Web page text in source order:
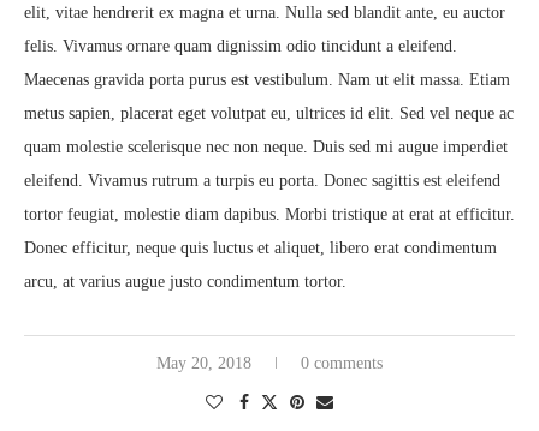
elit, vitae hendrerit ex magna et urna. Nulla sed blandit ante, eu auctor
felis. Vivamus ornare quam dignissim odio tincidunt a eleifend.
Maecenas gravida porta purus est vestibulum. Nam ut elit massa. Etiam
metus sapien, placerat eget volutpat eu, ultrices id elit. Sed vel neque ac
quam molestie scelerisque nec non neque. Duis sed mi augue imperdiet
eleifend. Vivamus rutrum a turpis eu porta. Donec sagittis est eleifend
tortor feugiat, molestie diam dapibus. Morbi tristique at erat at efficitur.
Donec efficitur, neque quis luctus et aliquet, libero erat condimentum
arcu, at varius augue justo condimentum tortor.
May 20, 2018 0 comments